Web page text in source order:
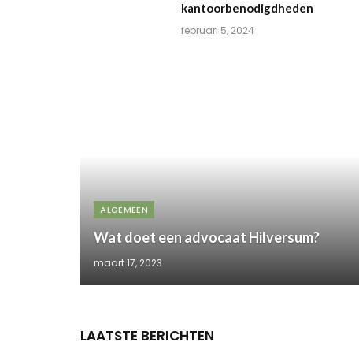
kantoorbenodigdheden
februari 5, 2024
ALGEMEEN
Wat doet een advocaat Hilversum?
maart 17, 2023
LAATSTE BERICHTEN